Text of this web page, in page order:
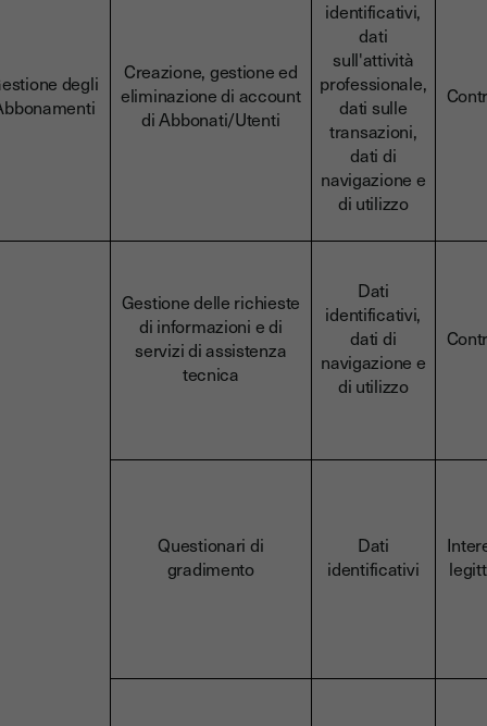
degli
Creazione, gestione ed
eliminazione di account
di Abbonati/Utenti
identificativi,
dati
sull'attività
professionale,
dati sulle
transazioni,
dati di
navigazione e
di utilizzo
Gestione delle richieste
di informazioni e di
servizi di assistenza
tecnica
Dati
identificativi,
dati di
navigazione e
di utilizzo
Questionari di
gradimento
Dati
identificativi